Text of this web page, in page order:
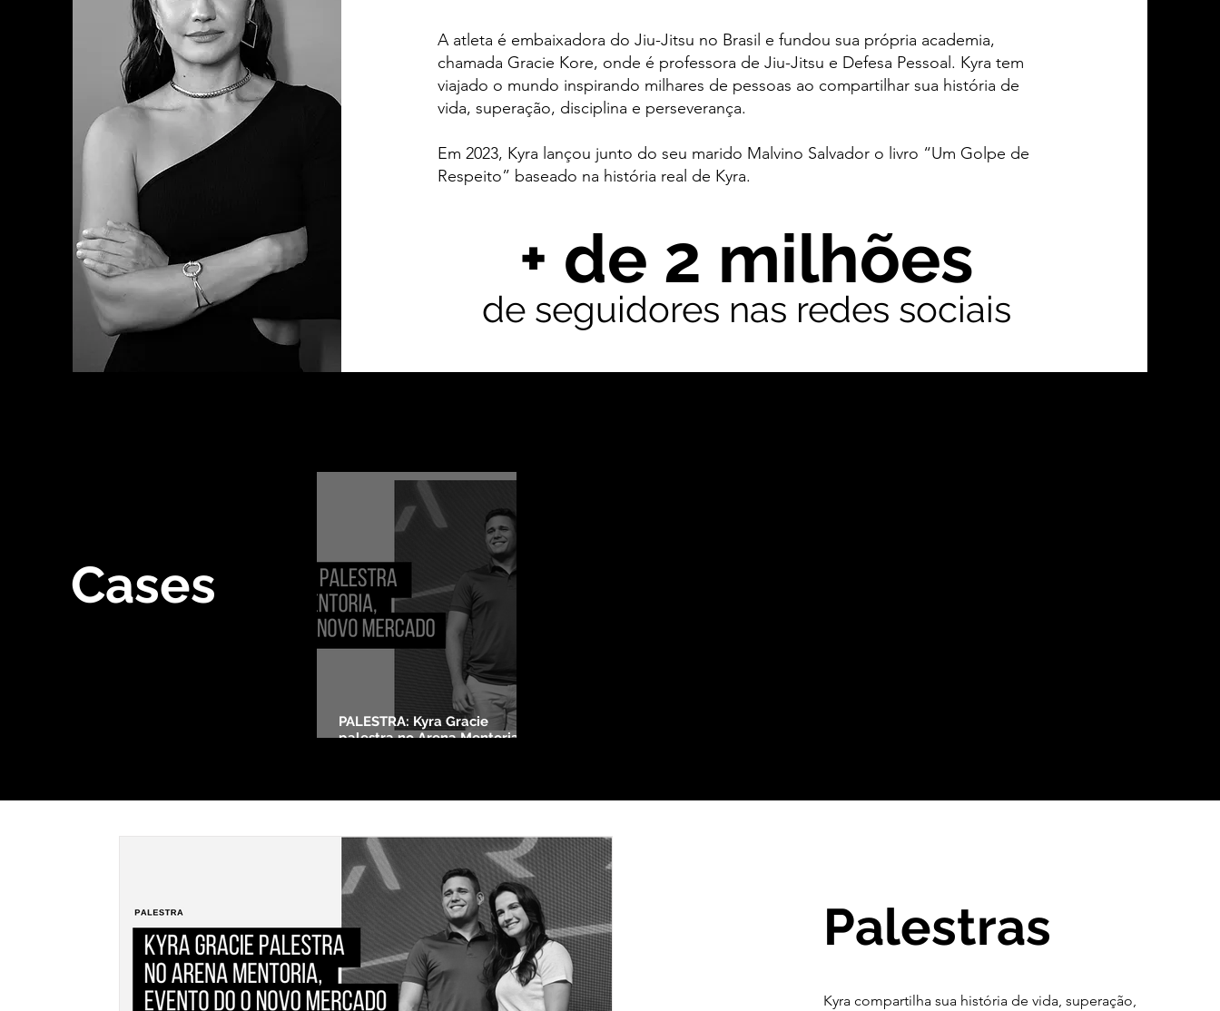
A atleta é embaixadora do Jiu-Jitsu no Brasil e fundou sua própria academia,
chamada Gracie Kore, onde é professora de Jiu-Jitsu e Defesa Pessoal. Kyra tem
viajado o mundo inspirando milhares de pessoas ao compartilhar sua história de
vida, superação, disciplina e perseverança.
Em 2023, Kyra lançou junto do seu marido Malvino Salvador o livro “Um Golpe de
Respeito” baseado na história real de Kyra.
+ de 2 milhões
de seguidores nas redes sociais
Cases
PALESTRA: Kyra Gracie
palestra no Arena Mentoria,
Palestras
Kyra compartilha sua história de vida, superação,